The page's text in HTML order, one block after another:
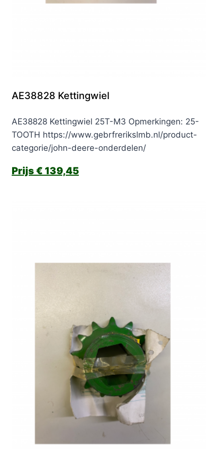
AE38828 Kettingwiel
AE38828 Kettingwiel 25T-M3 Opmerkingen: 25-
TOOTH https://www.gebrfrerikslmb.nl/product-
categorie/john-deere-onderdelen/
€ 139,45